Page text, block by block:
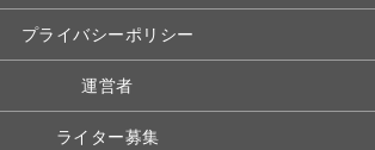
プライバシーポリシー
運営者
ライター募集